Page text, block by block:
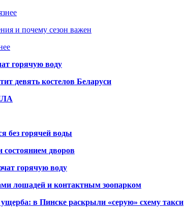
и почему сезон важен
горячую воду
девять костелов Беларуси
без горячей воды
состоянием дворов
горячую воду
лошадей и контактным зоопарком
в Пинске раскрыли «серую» схему такси